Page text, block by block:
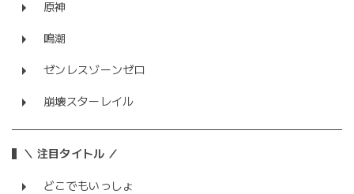
原神
鳴潮
ゼンレスゾーンゼロ
崩壊スターレイル
＼ 注目タイトル ／
どこでもいっしょ